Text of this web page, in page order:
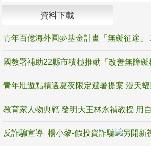
資料下載
反詐騙宣導_楊小黎-假投資詐騙